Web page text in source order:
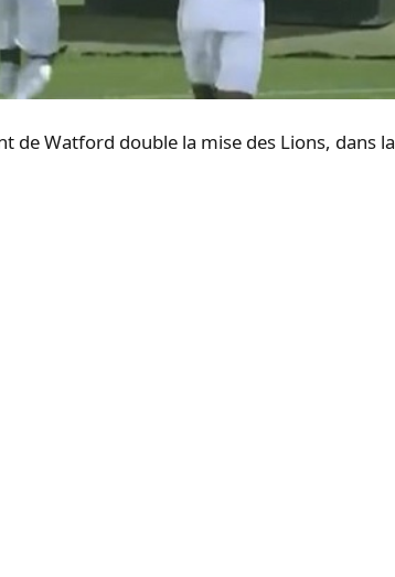
de Watford double la mise des Lions, dans la